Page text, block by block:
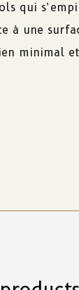
qui
à une
minimal